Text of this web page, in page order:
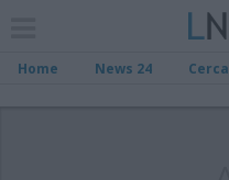
Home News 24 Cerca